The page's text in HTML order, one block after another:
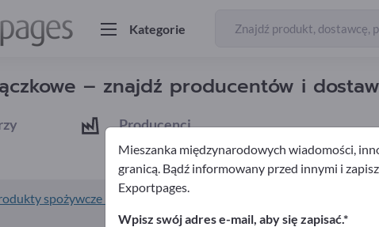
Kategorie
– znajdź producentów i
Producenci
2
spożywcze i napoje Żywność roślinna
Mieszanka międzynarodowych wiadomości,
granicą. Bądź informowany przed innymi i
Exportpages.
Wpisz swój adres e-mail, aby się zapisać.